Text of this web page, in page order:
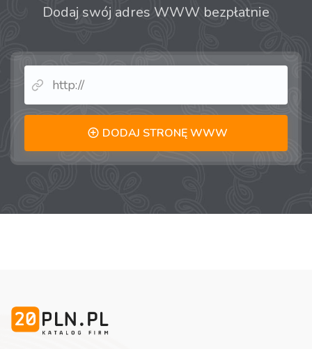
Dodaj swój adres WWW bezpłatnie
DODAJ STRONĘ WWW